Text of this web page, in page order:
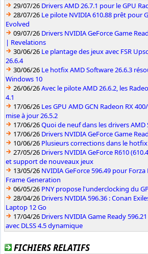
29/07/26 Drivers AMD 26.7.1 pour le GPU
28/07/26 Le pilote NVIDIA 610.88 prêt pour
Evolved
09/07/26 Drivers NVIDIA GeForce Game
| Revelations
30/06/26 Le plantage des jeux avec FSR
26.6.4
30/06/26 Le hotfix AMD Software 26.6.3
Windows 10
26/06/26Avec le pilote AMD 26.6.2, les
4.1
17/06/26 Les GPU AMD GCN Radeon RX
mise à jour 26.5.2
17/06/26Quoi de neuf dans les drivers AMD
17/06/26 Drivers NVIDIA GeForce Game
10/06/26 Plusieurs corrections dans le hotfix
27/05/26 Drivers NVIDIA GeForce R610
et support de nouveaux jeux
13/05/26 NVIDIA GeForce 596.49 pour
Frame Generation
06/05/26 PNY propose l'underclocking du
28/04/26 Drivers NVIDIA 596.36 : Conan
Laptop 12 Go
17/04/26 Drivers NVIDIA Game Ready
avec DLSS 4.5 dynamique
FICHIERS RELATIFS